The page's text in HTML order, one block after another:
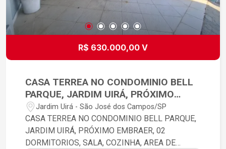
R$ 630.000,00 V
CASA TERREA NO CONDOMINIO BELL
PARQUE, JARDIM UIRÁ, PRÓXIMO
EMBRAER, 02 DORMITORIOS, SALA,
COZINHA, AREA DE SERVIÇOS, WC,
AREAGOURMET COM
CHURRASQUEIRA E DUCHA, JARDIM,
Jardim Uirá - São José dos Campos/SP
CASA TERREA NO CONDOMINIO BELL PARQUE,
JARDIM UIRÁ, PRÓXIMO EMBRAER, 02
DORMITORIOS, SALA, COZINHA, AREA DE